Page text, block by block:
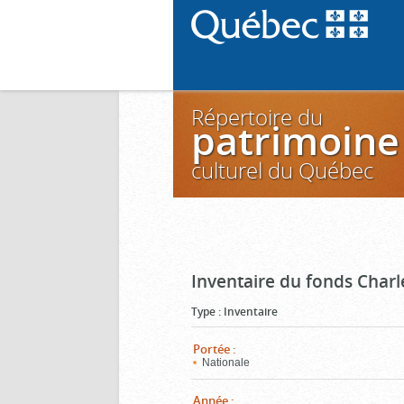
Répertoire du
patrimoine
culturel du Québec
Inventaire du fonds
Type : Inventaire
Portée :
Nationale